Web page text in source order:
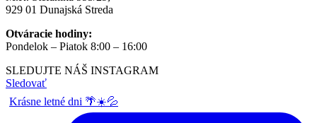
929 01 Dunajská Streda
Otváracie hodiny:
Pondelok – Piatok 8:00 – 16:00
SLEDUJTE NÁŠ INSTAGRAM
Sledovať
Krásne letné dni 🌴☀️💦